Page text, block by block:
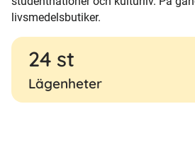
livsmedelsbutiker.
24 st
Lägenheter